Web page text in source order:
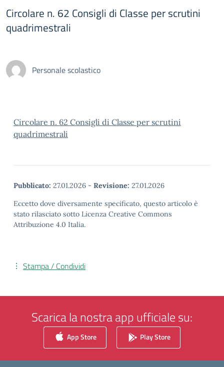
Circolare n. 62 Consigli di Classe per scrutini
quadrimestrali
Personale scolastico
Circolare n. 62 Consigli di Classe per scrutini
quadrimestrali
Pubblicato: 27.01.2026 - Revisione: 27.01.2026
Eccetto dove diversamente specificato, questo articolo è
stato rilasciato sotto Licenza Creative Commons
Attribuzione 4.0 Italia.
Stampa / Condividi
Scarica la nostra app ufficiale su:
App Store Play Store